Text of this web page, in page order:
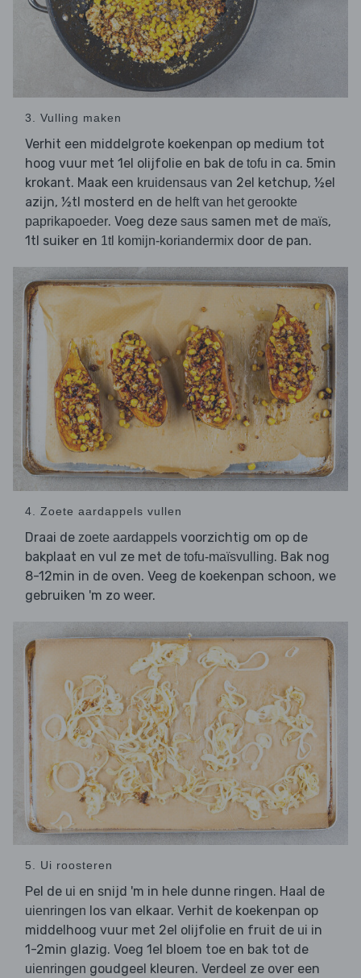
3. Vulling maken
Verhit een middelgrote koekenpan op medium tot
hoog vuur met 1el olijfolie en bak de tofu in ca. 5min
krokant. Maak een kruidensaus van 2el ketchup, ½el
azijn, ½tl mosterd en de helft van het gerookte
paprikapoeder. Voeg deze saus samen met de maïs,
1tl suiker en 1tl komijn-koriandermix door de pan.
4. Zoete aardappels vullen
Draai de zoete aardappels voorzichtig om op de
bakplaat en vul ze met de tofu-maïsvulling. Bak nog
8-12min in de oven. Veeg de koekenpan schoon, we
gebruiken 'm zo weer.
5. Ui roosteren
Pel de ui en snijd 'm in hele dunne ringen. Haal de
uienringen los van elkaar. Verhit de koekenpan op
middelhoog vuur met 2el olijfolie en fruit de ui in
1-2min glazig. Voeg 1el bloem toe en bak tot de
uienringen goudgeel kleuren. Verdeel ze over een